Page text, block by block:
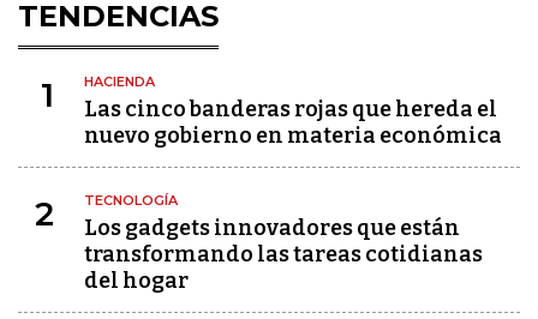
TENDENCIAS
1 HACIENDA
Las cinco banderas rojas que hereda el
nuevo gobierno en materia económica
2 TECNOLOGÍA
Los gadgets innovadores que están
transformando las tareas cotidianas
del hogar